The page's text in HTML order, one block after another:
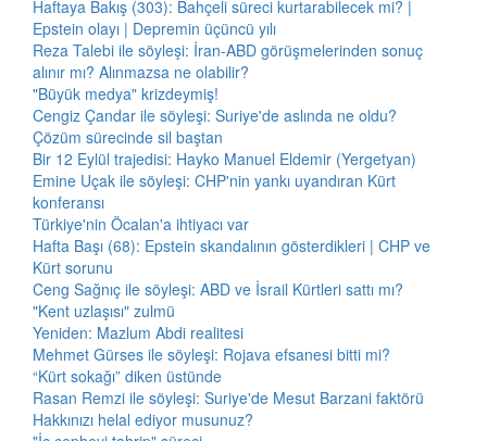
Haftaya Bakış (303): Bahçeli süreci kurtarabilecek mi? |
Epstein olayı | Depremin üçüncü yılı
Reza Talebi ile söyleşi: İran-ABD görüşmelerinden sonuç
alınır mı? Alınmazsa ne olabilir?
"Büyük medya" krizdeymiş!
Cengiz Çandar ile söyleşi: Suriye'de aslında ne oldu?
Çözüm sürecinde sil baştan
Bir 12 Eylül trajedisi: Hayko Manuel Eldemir (Yergetyan)
Emine Uçak ile söyleşi: CHP'nin yankı uyandıran Kürt
konferansı
Türkiye'nin Öcalan'a ihtiyacı var
Hafta Başı (68): Epstein skandalının gösterdikleri | CHP ve
Kürt sorunu
Ceng Sağnıç ile söyleşi: ABD ve İsrail Kürtleri sattı mı?
"Kent uzlaşısı" zulmü
Yeniden: Mazlum Abdi realitesi
Mehmet Gürses ile söyleşi: Rojava efsanesi bitti mi?
“Kürt sokağı” diken üstünde
Rasan Remzi ile söyleşi: Suriye'de Mesut Barzani faktörü
Hakkınızı helal ediyor musunuz?